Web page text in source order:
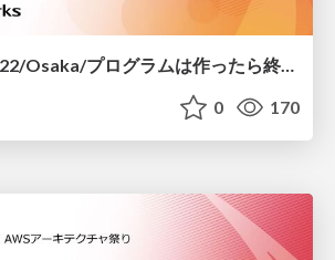
JAWS DAYS 2022/Osaka/プログラムは作ったら終わり︖︖ その後が⼤事なんだよ︕︕/20221008_X-Ray_LambdaPowertools
0 170